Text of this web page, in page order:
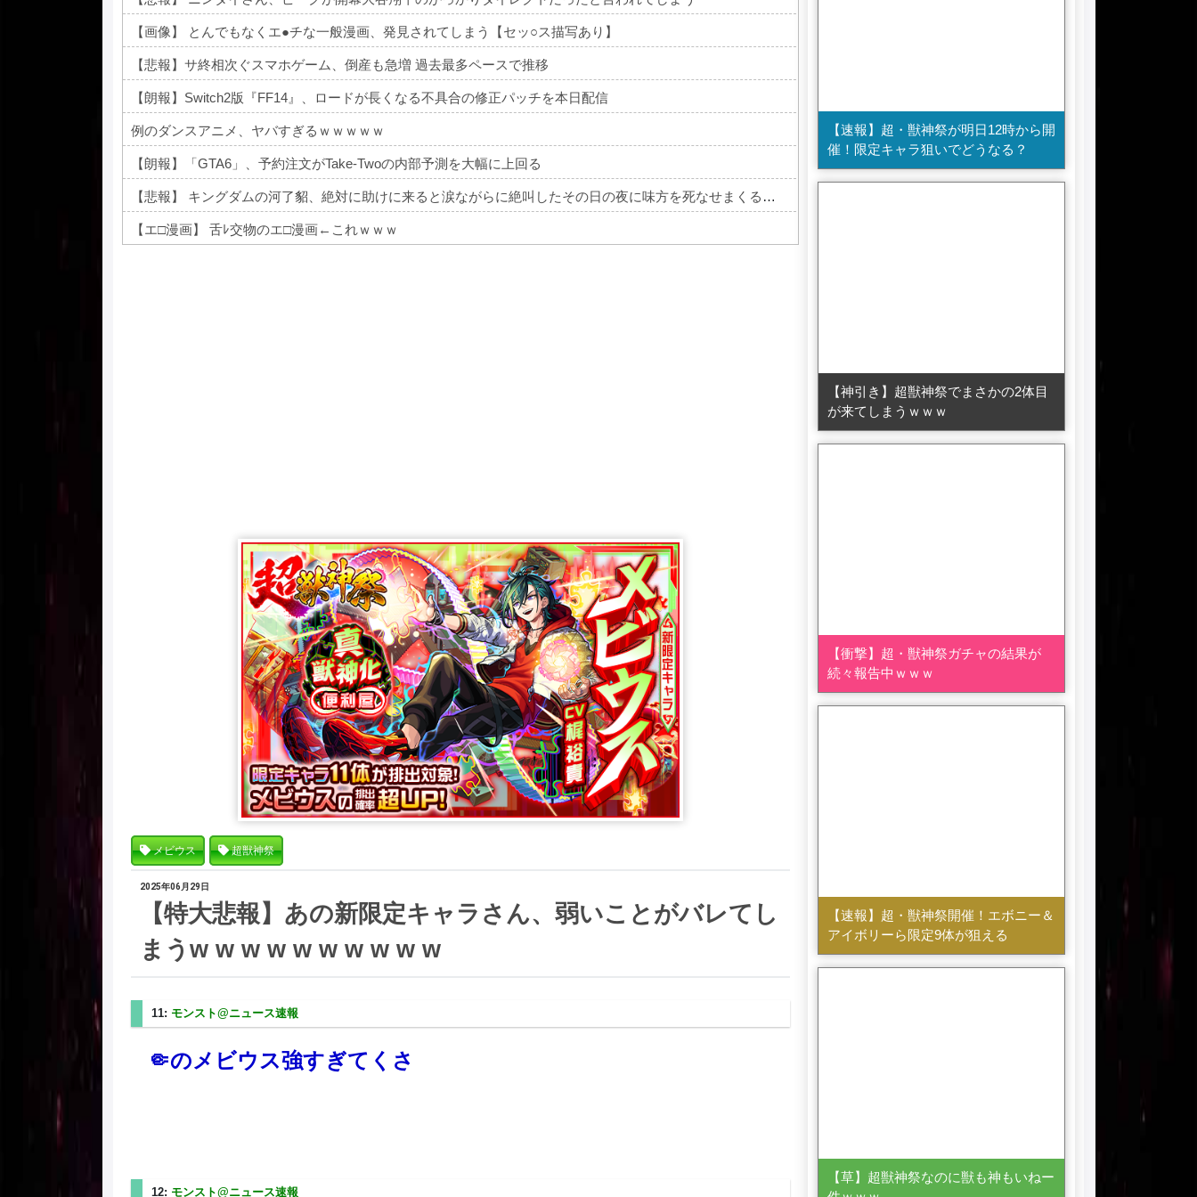
【画像】 とんでもなくエ●チな一般漫画、発見されてしまう【セッ○ス描写あり】
【悲報】サ終相次ぐスマホゲーム、倒産も急増 過去最多ペースで推移
【朗報】Switch2版『FF14』、ロードが長くなる不具合の修正パッチを本日配信
例のダンスアニメ、ヤバすぎるｗｗｗｗｗ
【朗報】「GTA6」、予約注文がTake-Twoの内部予測を大幅に上回る
【悲報】 キングダムの河了貂、絶対に助けに来ると涙ながらに絶叫したその日の夜に味方を死なせまくる作戦を提案するWWWWWWWWWWWWWWWWWWWWWWWWWWWW
【エ□漫画】 舌ﾚ交物のエ□漫画←これｗｗｗ
メビウス 超獣神祭
2025年06月29日
【特大悲報】あの新限定キャラさん、弱いことがバレてし
まうw w w w w w w w w w
11: モンスト@ニュース速報
🤏のメビウス強すぎてくさ
12: モンスト@ニュース速報
【速報】超・獣神祭が明日12時から開
催！限定キャラ狙いでどうなる？
【神引き】超獣神祭でまさかの2体目
が来てしまうｗｗｗ
【衝撃】超・獣神祭ガチャの結果が
続々報告中ｗｗｗ
【速報】超・獣神祭開催！エボニー＆
アイボリーら限定9体が狙える
【草】超獣神祭なのに獣も神もいねー